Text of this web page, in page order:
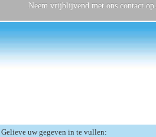
Neem vrijblijvend met ons contact op.
Gelieve uw gegeven in te vullen: